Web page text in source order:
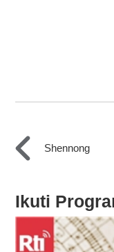
Shennong
Ikuti